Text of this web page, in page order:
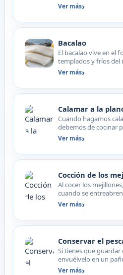
impulsado por el desa…
Ver más
Bacalao
El bacalao vive en el
templados y fríos del
depredador muy
Ver más
Calamar a la
Cuando hagamos
debemos de cocinar
embargo, cuando lo
Ver más
Cocción de los
Al cocer los
cuando se
exceso de cocción.
Ver más
Conservar el
Si tienes que guardar
envuélvelo en un
seque.
Ver más